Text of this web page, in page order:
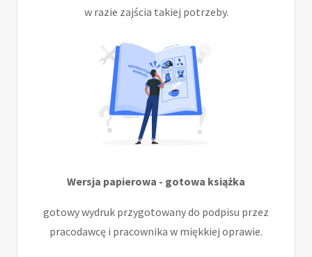
w razie zajścia takiej potrzeby.
Wersja papierowa - gotowa książka
gotowy wydruk przygotowany do podpisu przez
pracodawcę i pracownika w miękkiej oprawie.